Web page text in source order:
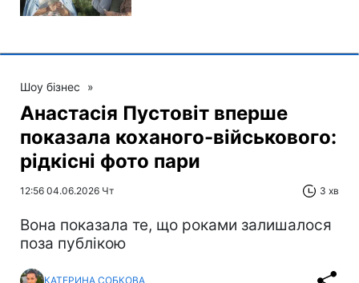
Шоу бізнес »
Анастасія Пустовіт вперше
показала коханого-військового:
рідкісні фото пари
12:56 04.06.2026 Чт 3 хв
Вона показала те, що роками залишалося
поза публікою
КАТЕРИНА СОБКОВА